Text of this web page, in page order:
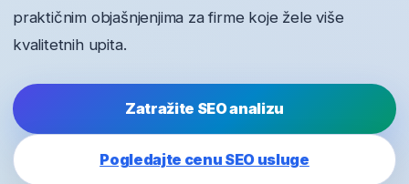
praktičnim objašnjenjima za firme koje žele više
kvalitetnih upita.
Zatražite SEO analizu
Pogledajte cenu SEO usluge